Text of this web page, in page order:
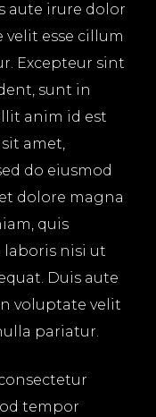
aute irure dolor
esse cillum
Excepteur sint
sunt in
anim id est
amet,
do eiusmod
dolore magna
quis
nisi ut
Duis aute
voluptate velit
pariatur.
tempor